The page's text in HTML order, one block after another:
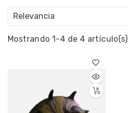
Relevancia
Mostrando 1-4 de 4 artículo(s)